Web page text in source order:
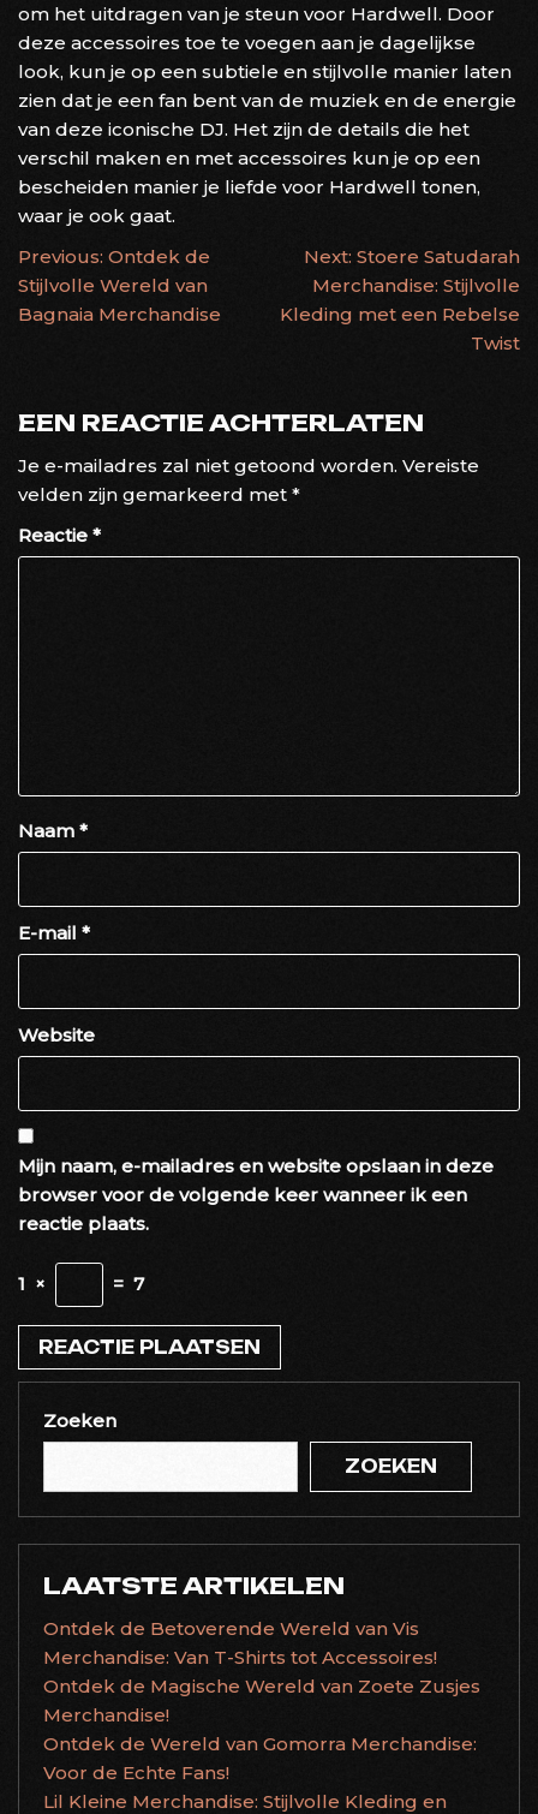
om het uitdragen van je steun voor Hardwell. Door
deze accessoires toe te voegen aan je dagelijkse
look, kun je op een subtiele en stijlvolle manier laten
zien dat je een fan bent van de muziek en de energie
van deze iconische DJ. Het zijn de details die het
verschil maken en met accessoires kun je op een
bescheiden manier je liefde voor Hardwell tonen,
waar je ook gaat.
BERICHTNAVIGATIE
Previous: Ontdek de
Stijlvolle Wereld van
Bagnaia Merchandise
Next: Stoere Satudarah
Merchandise: Stijlvolle
Kleding met een Rebelse
Twist
EEN REACTIE ACHTERLATEN
Je e-mailadres zal niet getoond worden. Vereiste
velden zijn gemarkeerd met *
Reactie *
Naam *
E-mail *
Website
Mijn naam, e-mailadres en website opslaan in deze
browser voor de volgende keer wanneer ik een
reactie plaats.
1 × = 7
Zoeken
ZOEKEN
LAATSTE ARTIKELEN
Ontdek de Betoverende Wereld van Vis
Merchandise: Van T-Shirts tot Accessoires!
Ontdek de Magische Wereld van Zoete Zusjes
Merchandise!
Ontdek de Wereld van Gomorra Merchandise:
Voor de Echte Fans!
Lil Kleine Merchandise: Stijlvolle Kleding en